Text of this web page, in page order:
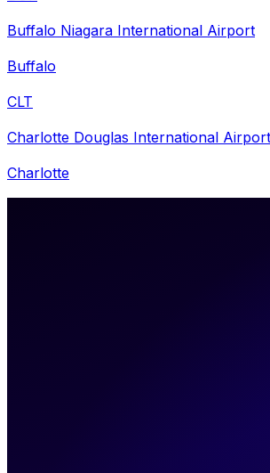
Buffalo Niagara International Airport
Buffalo
CLT
Charlotte Douglas International Airport
Charlotte